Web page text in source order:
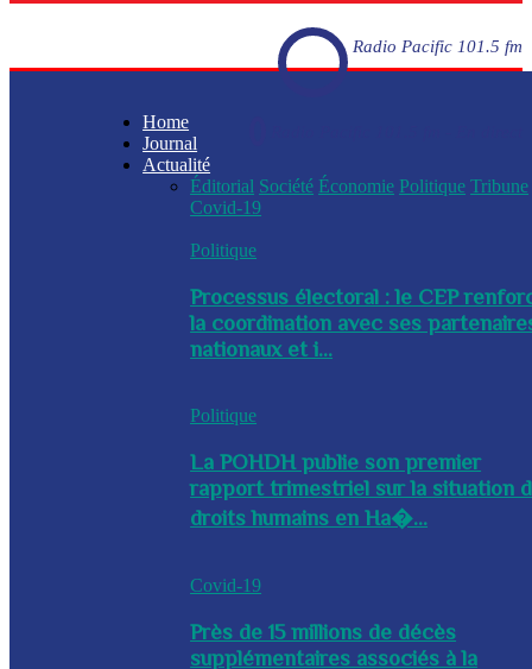
Radio Pacific 101.5 fm
Home
Journal
Actualité
Éditorial Société Économie Politique Tribune
Covid-19
Politique
Processus électoral : le CEP
la coordination avec ses
nationaux et i...
Politique
La POHDH publie son premier
rapport trimestriel sur la situation
droits humains en Ha�...
Covid-19
Près de 15 millions de décès
supplémentaires associés à la